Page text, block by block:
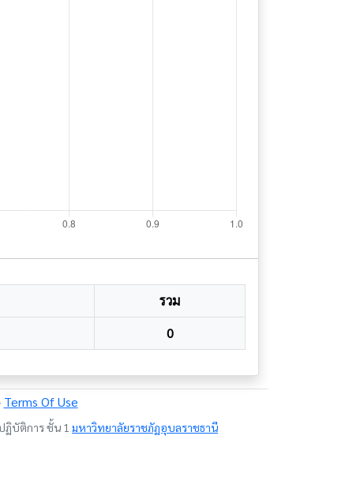
รวม
0
Terms Of Use
ฏิบัติการ ชั้น 1 มหาวิทยาลัยราชภัฏอุบลราชธานี